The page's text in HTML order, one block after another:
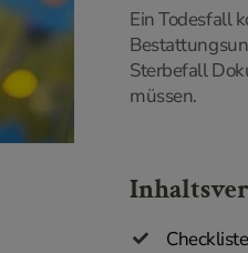
Ein Todesfall
Sterbefall
müssen.